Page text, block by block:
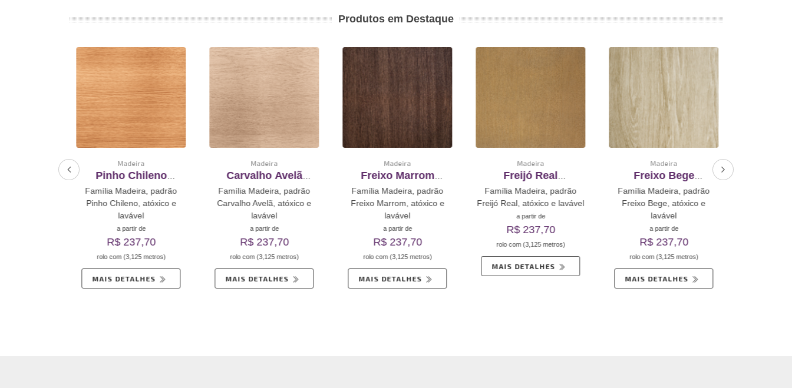
Produtos em Destaque
Madeira
Pinho Chileno
Revestimento De
Vinil Autoadesivo
Família Madeira, padrão
Pinho Chileno, atóxico e
lavável
a partir de
R$ 237,70
rolo com (3,125 metros)
MAIS DETALHES
Madeira
Carvalho Avelã
Revestimento De
Vinil Autoadesivo
Família Madeira, padrão
Carvalho Avelã, atóxico e
lavável
a partir de
R$ 237,70
rolo com (3,125 metros)
MAIS DETALHES
Madeira
Freixo Marrom
Revestimento De
Vinil Autoadesivo
Família Madeira, padrão
Freixo Marrom, atóxico e
lavável
a partir de
R$ 237,70
rolo com (3,125 metros)
MAIS DETALHES
Madeira
Freijó Real
Revestimento De
Vinil Autoadesivo
Família Madeira, padrão
Freijó Real, atóxico e lavável
a partir de
R$ 237,70
rolo com (3,125 metros)
MAIS DETALHES
Madeira
Freixo Bege
Revestimento De
Vinil Autoadesivo
Família Madeira, padrão
Freixo Bege, atóxico e
lavável
a partir de
R$ 237,70
rolo com (3,125 metros)
MAIS DETALHES